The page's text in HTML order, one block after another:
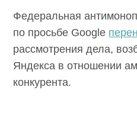
Федеральная
по просьбе Google
рассмотрения дела,
Яндекса в отношении
конкурента.